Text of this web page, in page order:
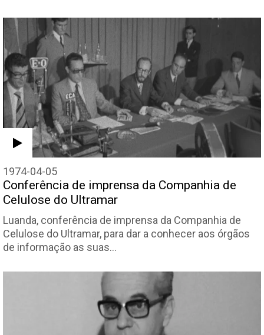
1974-04-05
Conferência de imprensa da Companhia de
Celulose do Ultramar
Luanda, conferência de imprensa da Companhia de
Celulose do Ultramar, para dar a conhecer aos órgãos
de informação as suas…